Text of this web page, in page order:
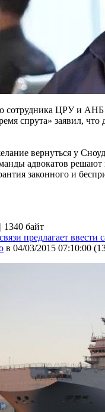
сотрудника ЦРУ и
спрута» заявил, что
вернуться у
адвокатов
законного и
| 1340 байт
предлагает
в 04/03/2015 07:10:00 (